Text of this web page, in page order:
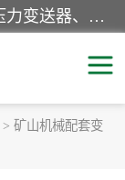
河南新瑞普测控技术有限公司主营：压力变送器、液位变送器、差压变送器、雷达料位计、电容物位计、温度显示控制仪表、电量变送器、流量计、工业自动化系统成套设备。
> 矿山机械配套变